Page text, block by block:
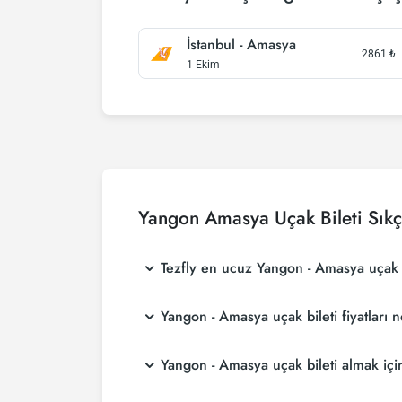
İstanbul - Amasya
1 Ekim
2861 ₺
Yangon Amasya Uçak Bileti
Tezfly en ucuz Yangon - Amasya
aramaktadır. Tezfly sitesinde yapacağın
Yangon - Amasya uçak bileti fiyatları
rezervasyon yaparak ve promosyonları
Yangon - Amasya uçak bileti almak